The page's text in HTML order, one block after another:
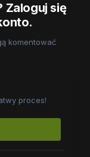
Zaloguj się
komentować
proces!